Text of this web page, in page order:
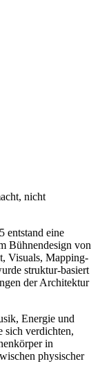
nicht
entstand eine
Bühnendesign von
Visuals, Mapping-
struktur-basiert
der Architektur
Energie und
sich verdichten,
in
physischer